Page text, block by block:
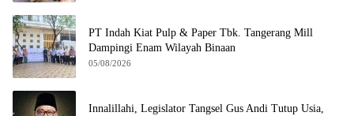
PT Indah Kiat Pulp & Paper Tbk. Tangerang Mill
Dampingi Enam Wilayah Binaan
05/08/2026
Innalillahi, Legislator Tangsel Gus Andi Tutup Usia,